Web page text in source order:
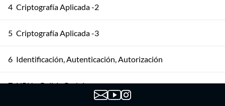
4 Criptografía Aplicada -2
5 Criptografía Aplicada -3
6 Identificación, Autenticación, Autorización
7 HRU y Bell-LaPadula